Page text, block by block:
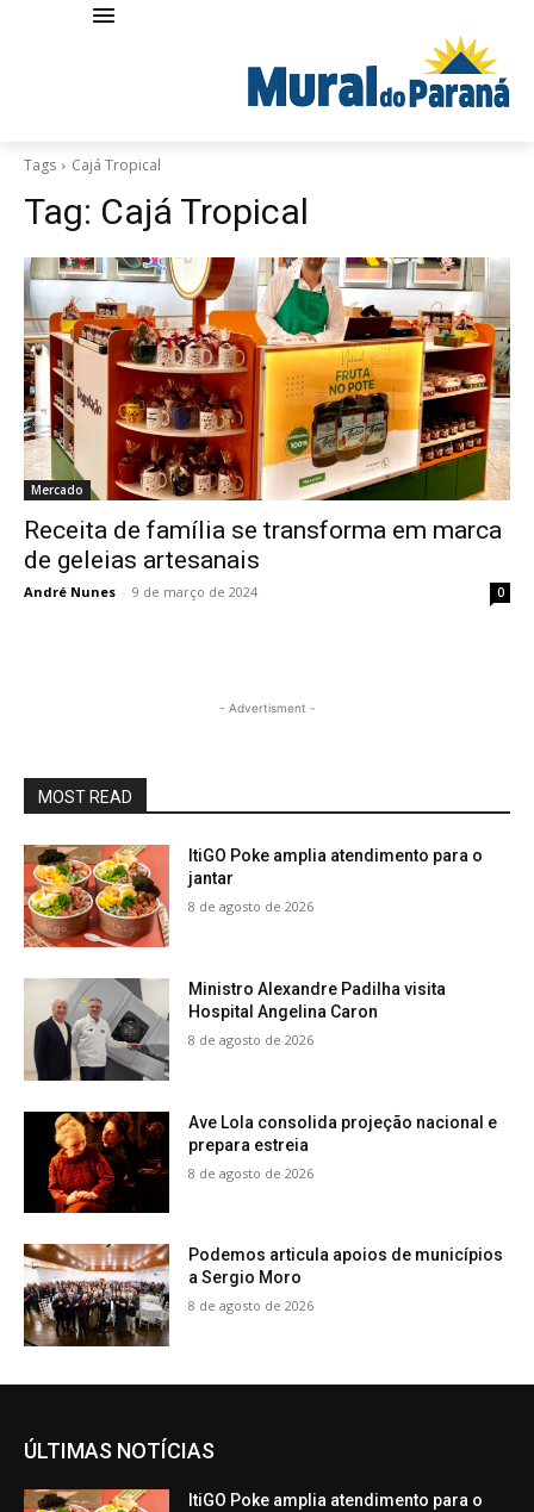
Tags Cajá Tropical
Tag: Cajá Tropical
Mercado
Receita de família se transforma em marca
de geleias artesanais
André Nunes - 9 de março de 2024 0
- Advertisment -
MOST READ
ItiGO Poke amplia atendimento para o
jantar
8 de agosto de 2026
Ministro Alexandre Padilha visita
Hospital Angelina Caron
8 de agosto de 2026
Ave Lola consolida projeção nacional e
prepara estreia
8 de agosto de 2026
Podemos articula apoios de municípios
a Sergio Moro
8 de agosto de 2026
ÚLTIMAS NOTÍCIAS
ItiGO Poke amplia atendimento para o